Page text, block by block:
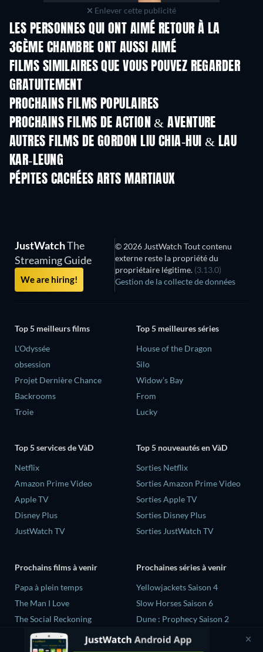
Enlever cette publicité
LES PERSONNES QUI ONT AIMÉ RETOUR À LA
36ÈME CHAMBRE ONT AUSSI AIMÉ
FILMS SIMILAIRES QUE VOUS POUVEZ REGARDER
GRATUITEMENT
PROCHAINS FILMS POPULAIRES
PROCHAINS FILMS DE ACTION & AVENTURE
AUTRES FILMS DE GORDON LIU CHIA-HUI & LAU
KAR-LEUNG
PÉPITES CACHÉES ARTS MARTIAUX
JustWatchThe
Streaming Guide
We are hiring!
© 2026 JustWatch Tout contenu
externe reste la propriété du
propriétaire légitime. (3.13.0)
Gestion de la collecte de données
Top 5 meilleurs films
L'Odyssée
obsession
Projet Dernière Chance
Backrooms
Troie
Top 5 meilleures séries
House of the Dragon
Silo
Widow’s Bay
From
Lucky
Top 5 services de VàD
Netflix
Amazon Prime Video
Apple TV
Disney Plus
JustWatch TV
Top 5 nouveautés en VàD
Sorties Netflix
Sorties Amazon Prime Video
Sorties Apple TV
Sorties Disney Plus
Sorties JustWatch TV
Prochains films à venir
‎Papa à plein temps
The Man I Love
The Social Reckoning
La Conscience politique
Prochaines séries à venir
Yellowjackets Saison 4
Slow Horses Saison 6
Dune : Prophecy Saison 2
The Gentlemen Saison 2